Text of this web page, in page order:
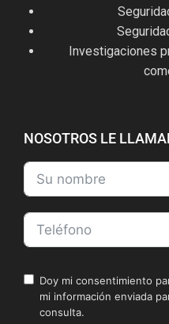
Investigaciones
NOSOTROS LE
Doy mi consentimiento
mi información enviada
consulta.